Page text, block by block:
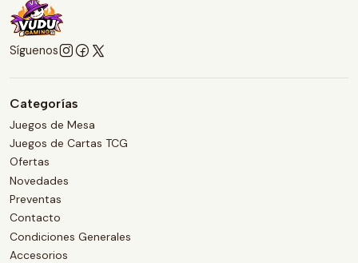
Síguenos
Categorías
Juegos de Mesa
Juegos de Cartas TCG
Ofertas
Novedades
Preventas
Contacto
Condiciones Generales
Accesorios